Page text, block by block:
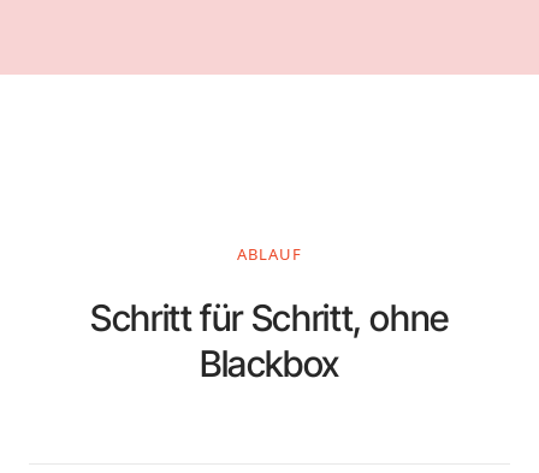
ABLAUF
Schritt für Schritt, ohne
Blackbox